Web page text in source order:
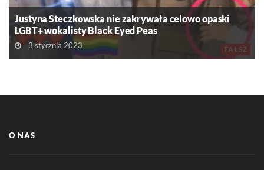
FAŁSZ
Justyna Steczkowska nie zakrywała celowo opaski
LGBT+ wokalisty Black Eyed Peas
3 stycznia 2023
O NAS